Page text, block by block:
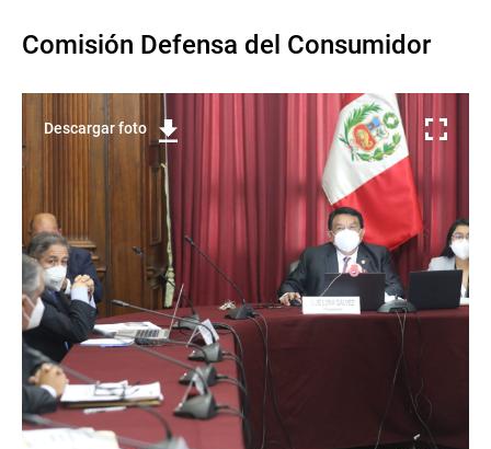
Comisión Defensa del Consumidor
Descargar foto